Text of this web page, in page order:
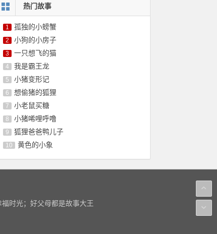
热门故事
1 孤独的小螃蟹
2 小狗的小房子
3 一只想飞的猫
4 我是霸王龙
5 小猪变形记
6 想偷猪的狐狸
7 小老鼠买糖
8 小猪唏哩呼噜
9 狐狸爸爸鸭儿子
10 黄色的小象
福时光；好父母都是故事大王